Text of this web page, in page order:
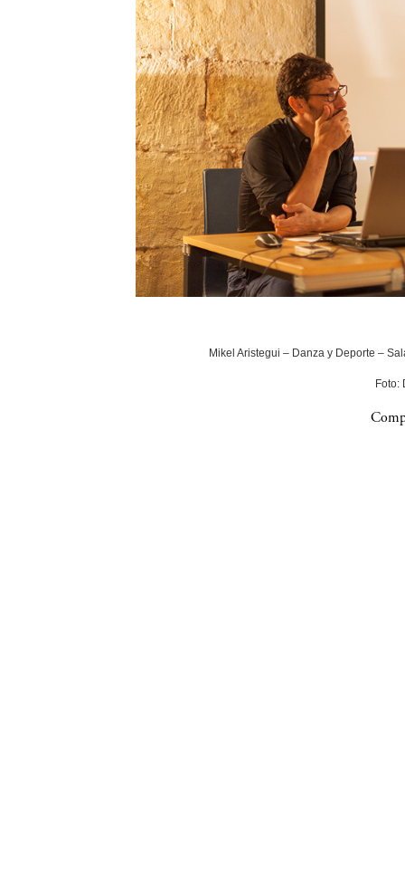
Mikel Aristegui – Danza y Deporte –
Foto: